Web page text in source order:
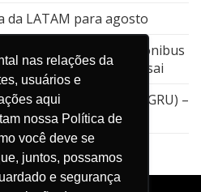
nas relações da
usuários e
aqui
nossa Política de
você deve se
juntos, possamos
e segurança
da LATAM para agosto
local de embarque do ônibus
e o Aeroporto de Kansai
rota entre Guarulhos (GRU) –